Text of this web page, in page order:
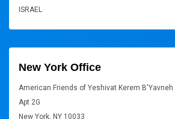
ISRAEL
New York Office
American Friends of Yeshivat Kerem B'Yavneh
Apt 2G
New York, NY 10033